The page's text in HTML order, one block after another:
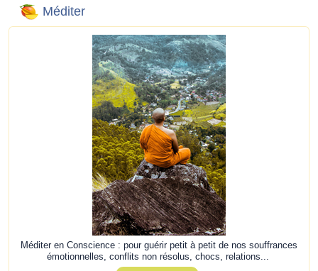
Méditer
Méditer en Conscience : pour guérir petit à petit de nos souffrances
émotionnelles, conflits non résolus, chocs, relations...